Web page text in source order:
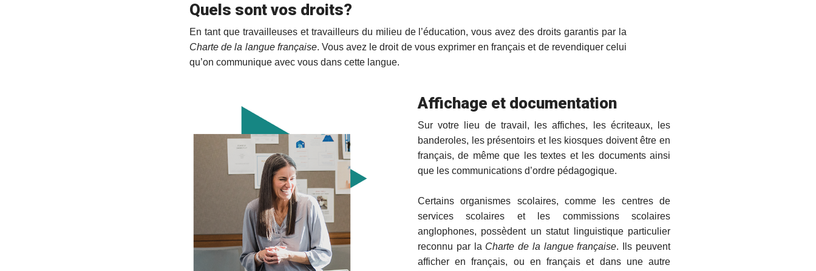
Quels sont vos droits?
En tant que travailleuses et travailleurs du milieu de l’éducation, vous avez des droits garantis par la
Charte de la langue française. Vous avez le droit de vous exprimer en français et de revendiquer celui
qu’on communique avec vous dans cette langue.
Affichage et documentation
Sur votre lieu de travail, les affiches, les écriteaux, les
banderoles, les présentoirs et les kiosques doivent être en
français, de même que les textes et les documents ainsi
que les communications d’ordre pédagogique.
Certains organismes scolaires, comme les centres de
services scolaires et les commissions scolaires
anglophones, possèdent un statut linguistique particulier
reconnu par la Charte de la langue française. Ils peuvent
afficher en français, ou en français et dans une autre